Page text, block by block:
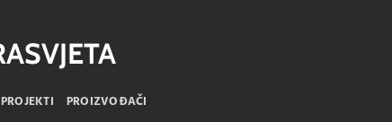
PROJEKTI PROIZVOĐAČI